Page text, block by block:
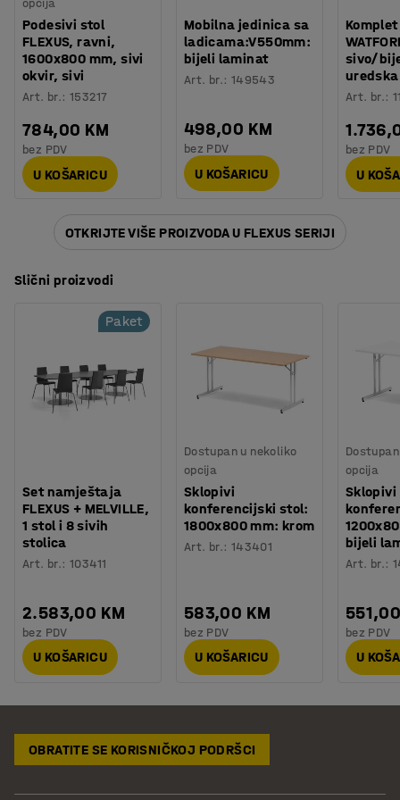
Procjena vremena
Težina: 65,5 kg
Montaža: Dolazi nesastavljeno
Testirano:
opcija
Podesivi stol
FLEXUS, ravni,
1600x800 mm, sivi
okvir, sivi
Art. br.:153217
784,00 KM
bez PDV
U KOŠARICU
Mobilna jedinica sa
ladicama:V550mm:
bijeli laminat
Art. br.: 149543
498,00 KM
bez PDV
U KOŠARICU
Komplet
sivo/
Art. br.:
bez PDV
U
OTKRIJTE VIŠE PROIZVODA U FLEXUS SERIJI
Slični proizvodi
Paket
Set namještaja
FLEXUS + MELVILLE,
1 stol i 8 sivih
stolica
Art. br.:103411
2.583,00 KM
bez PDV
U KOŠARICU
Dostupan u nekoliko
opcija
Sklopivi
konferencijski stol:
1800x800 mm: krom
Art. br.: 143401
583,00 KM
bez PDV
U KOŠARICU
opcija
Sklopivi
bijeli
Art. br.:
bez PDV
U
OBRATITE SE KORISNIČKOJ PODRŠCI